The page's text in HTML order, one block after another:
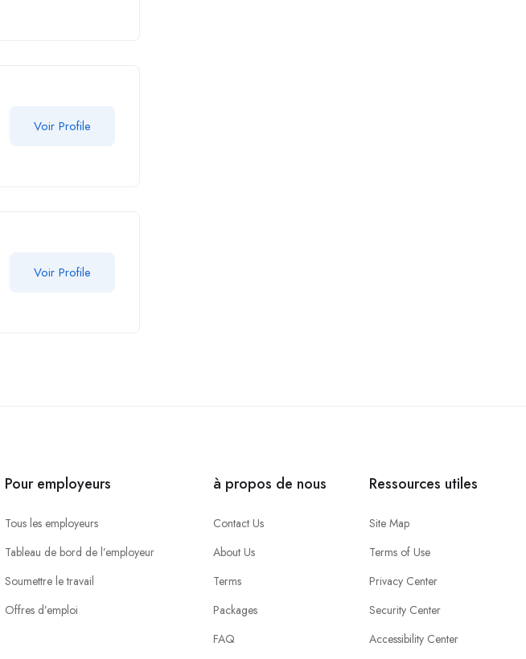
Voir Profile
Voir Profile
Pour employeurs
Tous les employeurs
Tableau de bord de l’employeur
Soumettre le travail
Offres d’emploi
à propos de nous
Contact Us
About Us
Terms
Packages
FAQ
Ressources utiles
Site Map
Terms of Use
Privacy Center
Security Center
Accessibility Center